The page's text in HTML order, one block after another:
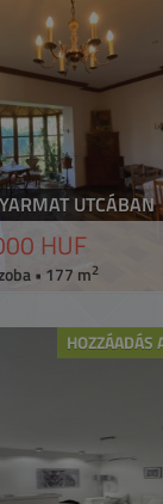
UTCÁBAN
HUF
• 177 m2
HOZZÁADÁS